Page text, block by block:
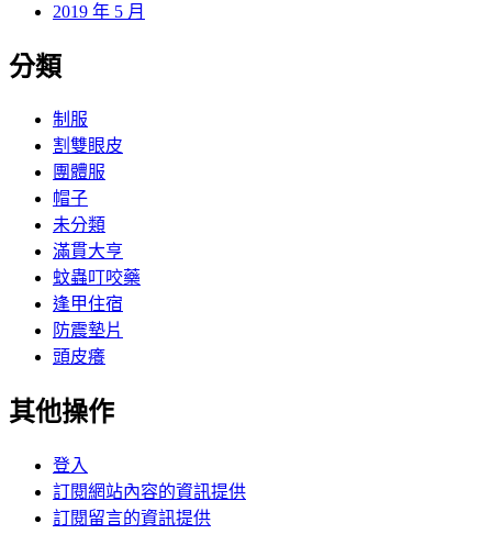
2019 年 5 月
分類
制服
割雙眼皮
團體服
帽子
未分類
滿貫大亨
蚊蟲叮咬藥
逢甲住宿
防震墊片
頭皮癢
其他操作
登入
訂閱網站內容的資訊提供
訂閱留言的資訊提供